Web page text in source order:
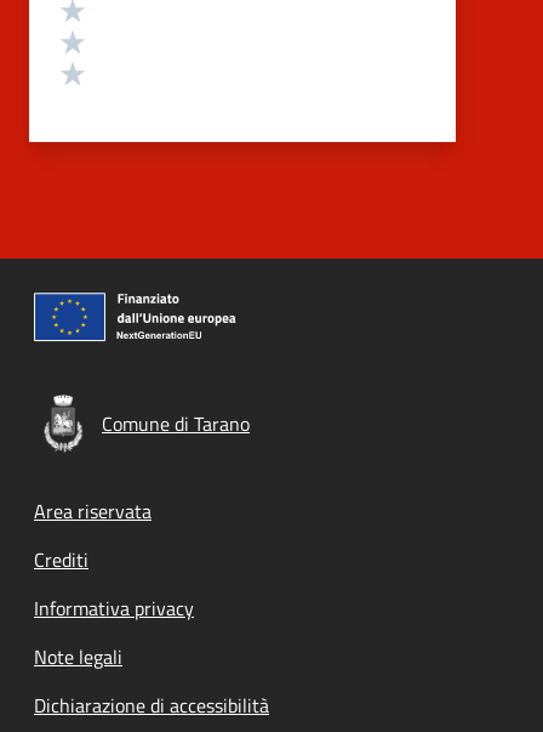
Comune di Tarano
Footer menu
Area riservata
Crediti
Informativa privacy
Note legali
Dichiarazione di accessibilità